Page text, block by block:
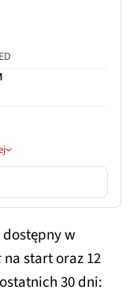
dostępny w
na start oraz 12
30 dni: